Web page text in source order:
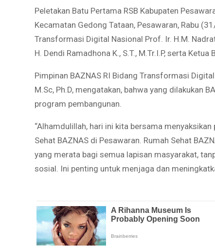
Peletakan Batu Pertama RSB Kabupaten
Kecamatan Gedong Tataan, Pesawaran, Rabu
Transformasi Digital Nasional Prof. Ir. H.M.
H. Dendi Ramadhona K., S.T., M.Tr.I.P, serta
Pimpinan BAZNAS RI Bidang Transformasi
M.Sc, Ph.D, mengatakan, bahwa yang dilakukan
program pembangunan.
“Alhamdulillah, hari ini kita bersama
Sehat BAZNAS di Pesawaran. Rumah Sehat
yang merata bagi semua lapisan masyarakat,
sosial. Ini penting untuk menjaga dan